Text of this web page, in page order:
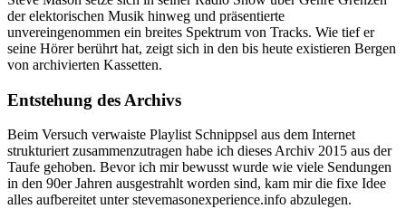
der elektorischen Musik hinweg und präsentierte
unvereingenommen ein breites Spektrum von Tracks. Wie tief er
seine Hörer berührt hat, zeigt sich in den bis heute existieren Bergen
von archivierten Kassetten.
Entstehung des Archivs
Beim Versuch verwaiste Playlist Schnippsel aus dem Internet
strukturiert zusammenzutragen habe ich dieses Archiv 2015 aus der
Taufe gehoben. Bevor ich mir bewusst wurde wie viele Sendungen
in den 90er Jahren ausgestrahlt worden sind, kam mir die fixe Idee
alles aufbereitet unter stevemasonexperience.info abzulegen.